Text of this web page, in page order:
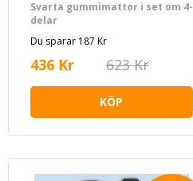
Svarta gummimattor i set om 4-
delar
Du sparar 187 Kr
436 Kr 623 Kr
KÖP